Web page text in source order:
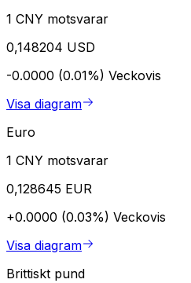
1 CNY motsvarar
0,148204 USD
-0.0000 (0.01%) Veckovis
Visa diagram
Euro
1 CNY motsvarar
0,128645 EUR
+0.0000 (0.03%) Veckovis
Visa diagram
Brittiskt pund